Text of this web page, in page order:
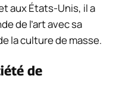
aux États-Unis, il a
de l’art avec sa
la culture de masse.
de